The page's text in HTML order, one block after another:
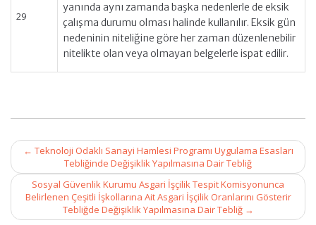
29
yanında aynı zamanda başka nedenlerle de eksik
çalışma durumu olması halinde kullanılır. Eksik gün
nedeninin niteliğine göre her zaman düzenlenebilir
nitelikte olan veya olmayan belgelerle ispat edilir.
Post
navigation
← Teknoloji Odaklı Sanayi Hamlesi Programı Uygulama Esasları
Tebliğinde Değişiklik Yapılmasına Dair Tebliğ
Sosyal Güvenlik Kurumu Asgari İşçilik Tespit Komisyonunca
Belirlenen Çeşitli İşkollarına Ait Asgari İşçilik Oranlarını Gösterir
Tebliğde Değişiklik Yapılmasına Dair Tebliğ →